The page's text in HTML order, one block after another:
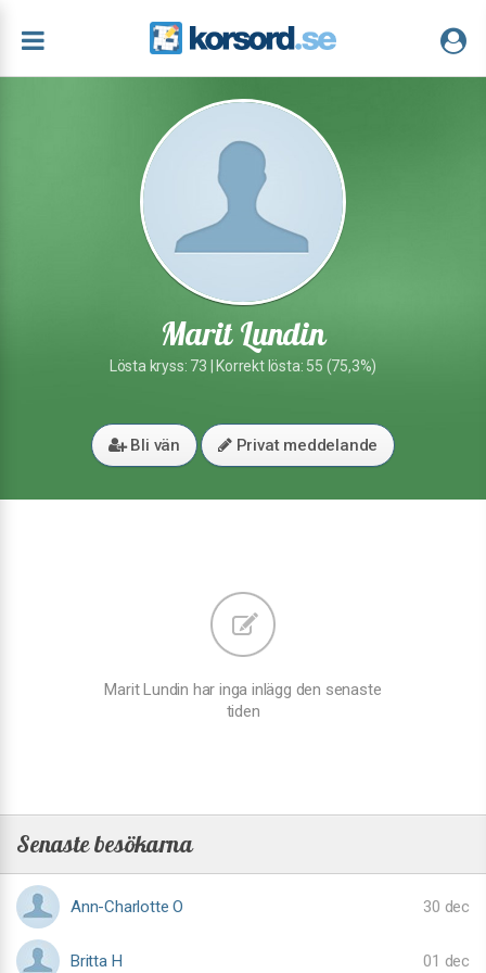
Marit Lundin
Lösta kryss: 73 | Korrekt lösta: 55 (75,3%)
Bli vän Privat meddelande
Marit Lundin har inga inlägg den senaste
tiden
Senaste besökarna
Ann-Charlotte O 30 dec
Britta H 01 dec